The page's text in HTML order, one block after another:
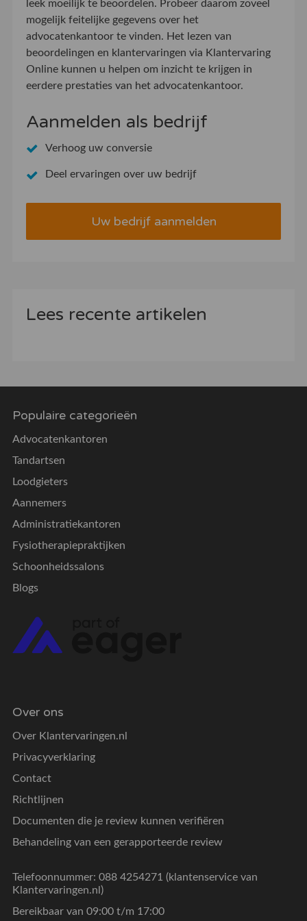
leek moeilijk te beoordelen. Probeer daarom zoveel
mogelijk feitelijke gegevens over het
advocatenkantoor te vinden. Het lezen van
beoordelingen en klantervaringen via Klantervaring
Online kunnen u helpen om inzicht te krijgen in
eerdere prestaties van het advocatenkantoor.
Aanmelden als bedrijf
Verhoog uw conversie
Deel ervaringen over uw bedrijf
Uw bedrijf aanmelden
Lees recente artikelen
Populaire categorieën
Advocatenkantoren
Tandartsen
Loodgieters
Aannemers
Administratiekantoren
Fysiotherapiepraktijken
Schoonheidssalons
Blogs
Over ons
Over Klantervaringen.nl
Privacyverklaring
Contact
Richtlijnen
Documenten die je review kunnen verifiëren
Behandeling van een gerapporteerde review
Telefoonnummer: 088 4254271 (klantenservice van
Klantervaringen.nl)
Bereikbaar van 09:00 t/m 17:00